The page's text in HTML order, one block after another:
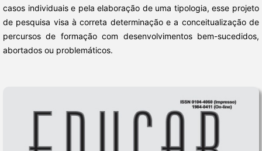
casos individuais e pela elaboração de uma tipologia, esse projeto
de pesquisa visa à correta determinação e a conceitualização de
percursos de formação com desenvolvimentos bem-sucedidos,
abortados ou problemáticos.